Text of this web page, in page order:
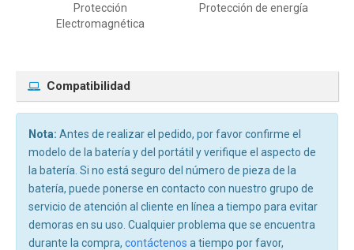
Protección
Electromagnética
Protección de energía
Compatibilidad
Nota: Antes de realizar el pedido, por favor confirme el
modelo de la batería y del portátil y verifique el aspecto de
la batería. Si no está seguro del número de pieza de la
batería, puede ponerse en contacto con nuestro grupo de
servicio de atención al cliente en línea a tiempo para evitar
demoras en su uso. Cualquier problema que se encuentra
durante la compra, contáctenos a tiempo por favor,